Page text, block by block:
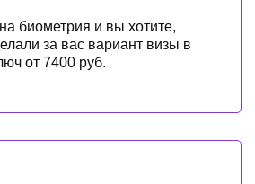
биометрия и вы хотите,
за вас вариант визы в
от 7400 руб.